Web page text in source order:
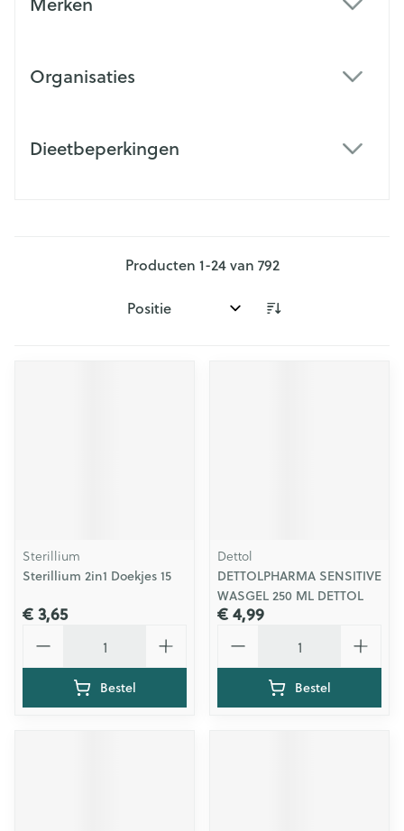
Organisaties
Dieetbeperkingen
Producten 1-24van 792
Sorteer op:
Sterillium
Sterillium 2in1 Doekjes 15
€ 3,65
Bestel
Dettol
DETTOLPHARMA SENSITIVE
WASGEL 250 ML DETTOL
€ 4,99
Bestel